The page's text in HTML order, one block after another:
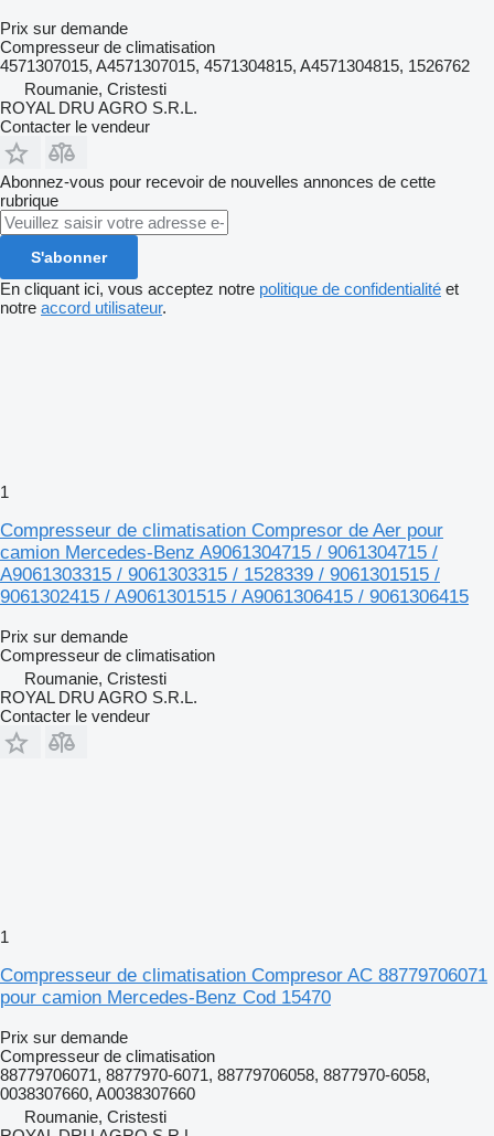
Prix sur demande
Compresseur de climatisation
4571307015, A4571307015, 4571304815, A4571304815, 1526762
Roumanie, Cristesti
ROYAL DRU AGRO S.R.L.
Contacter le vendeur
Abonnez-vous pour recevoir de nouvelles annonces de cette
rubrique
S'abonner
En cliquant ici, vous acceptez notre politique de confidentialité et
notre accord utilisateur.
1
Compresseur de climatisation Compresor de Aer pour
camion Mercedes-Benz A9061304715 / 9061304715 /
A9061303315 / 9061303315 / 1528339 / 9061301515 /
9061302415 / A9061301515 / A9061306415 / 9061306415
Prix sur demande
Compresseur de climatisation
Roumanie, Cristesti
ROYAL DRU AGRO S.R.L.
Contacter le vendeur
1
Compresseur de climatisation Compresor AC 88779706071
pour camion Mercedes-Benz Cod 15470
Prix sur demande
Compresseur de climatisation
88779706071, 8877970-6071, 88779706058, 8877970-6058,
0038307660, A0038307660
Roumanie, Cristesti